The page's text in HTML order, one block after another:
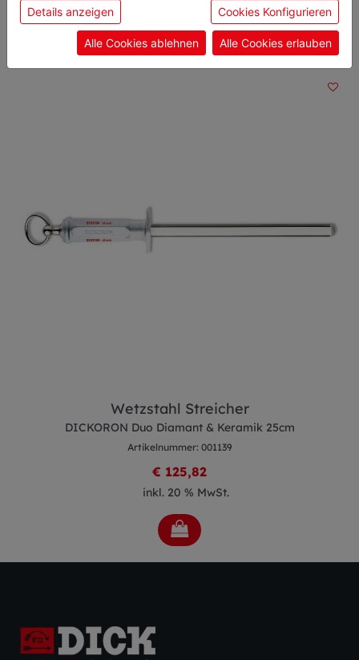
interessieren
Wetzstahl Streicher
DICKORON Duo Diamant & Keramik 25cm
Artikelnummer: 001139
€ 125,82
inkl. 20 % MwSt.
Einwilligung zu unseren Cookies.
Details anzeigen Cookies Konfigurieren
Alle Cookies ablehnen Alle Cookies erlauben